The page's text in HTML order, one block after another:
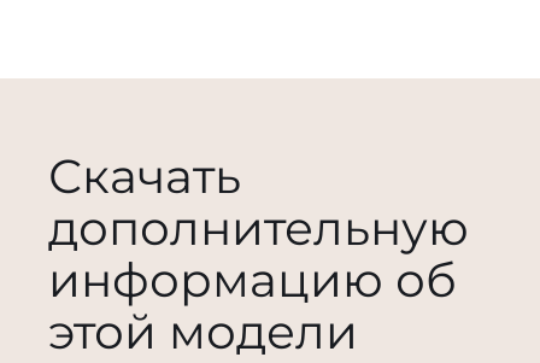
Скачать
дополнительную
информацию об
этой модели